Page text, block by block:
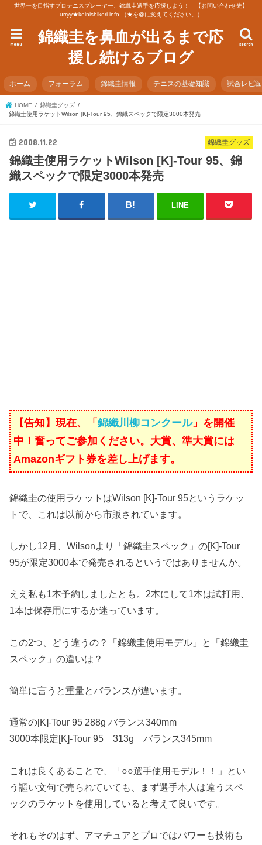
世界一を目指すプロテニスプレーヤー、錦織圭選手を応援しよう！ 【お問い合わせ先】
urryy★keinishikori.info （★を@に変えてください。）
錦織圭を鼻血が出るまで応
援し続けるブログ
search
menu
ホーム フォーラム 錦織圭情報 テニスの基礎知識 試合レビ
HOME
錦織圭グッズ
錦織圭使用ラケットWilson [K]-Tour 95、錦織スペックで限定3000本発売
錦織圭グッズ
2008.11.22
錦織圭使用ラケットWilson [K]-Tour 95、錦
織スペックで限定3000本発売
LINE
【告知】現在、「錦織川柳コンクール」を開催
中！奮ってご参加ください。大賞、準大賞には
Amazonギフト券を差し上げます。
錦織圭の使用ラケットはWilson [K]-Tour 95というラケッ
トで、これは以前から市販されています。
しかし12月、Wilsonより「錦織圭スペック」の[K]-Tour
95が限定3000本で発売されるというではありませんか。
ええ私も1本予約しましたとも。2本にして1本は試打用、
1本は保存用にするか迷っています。
この2つ、どう違うの？「錦織圭使用モデル」と「錦織圭
スペック」の違いは？
簡単に言うと重量とバランスが違います。
通常の[K]-Tour 95 288g バランス340mm
3000本限定[K]-Tour 95 313g バランス345mm
これは良くあることで、「○○選手使用モデル！！」とい
う謳い文句で売られていても、まず選手本人は違うスペ
ックのラケットを使用していると考えて良いです。
それもそのはず、アマチュアとプロではパワーも技術も